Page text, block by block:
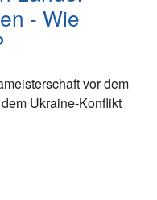
- Wie
vor dem
Ukraine-Konflikt